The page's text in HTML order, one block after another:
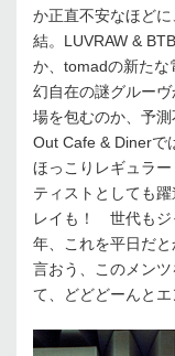
か正直不安なほど
結。LUVRAW &
か、tomadの新たな
幻自在の謎グルー
場を包むのか、予
Out Cafe & Dinerで
ほっこりレギュラ
ティストとしても
レイも！ 世代もジ
年、これを平日だ
言おう、このメン
て、どどどーんと